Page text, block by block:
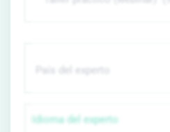
Idioma del experto